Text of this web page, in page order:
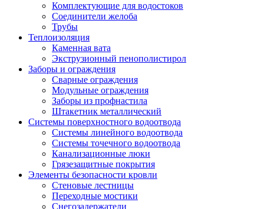
Комплектующие для водостоков
Соединители желоба
Трубы
Теплоизоляция
Каменная вата
Экструзионный пенополистирол
Заборы и ограждения
Сварные ограждения
Модульные ограждения
Заборы из профнастила
Штакетник металлический
Системы поверхностного водоотвода
Системы линейного водоотвода
Системы точечного водоотвода
Канализационные люки
Грязезащитные покрытия
Элементы безопасности кровли
Стеновые лестницы
Переходные мостики
Снегозадержатели